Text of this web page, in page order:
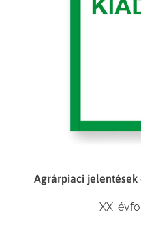
Agrárpiaci jelentések
XX.